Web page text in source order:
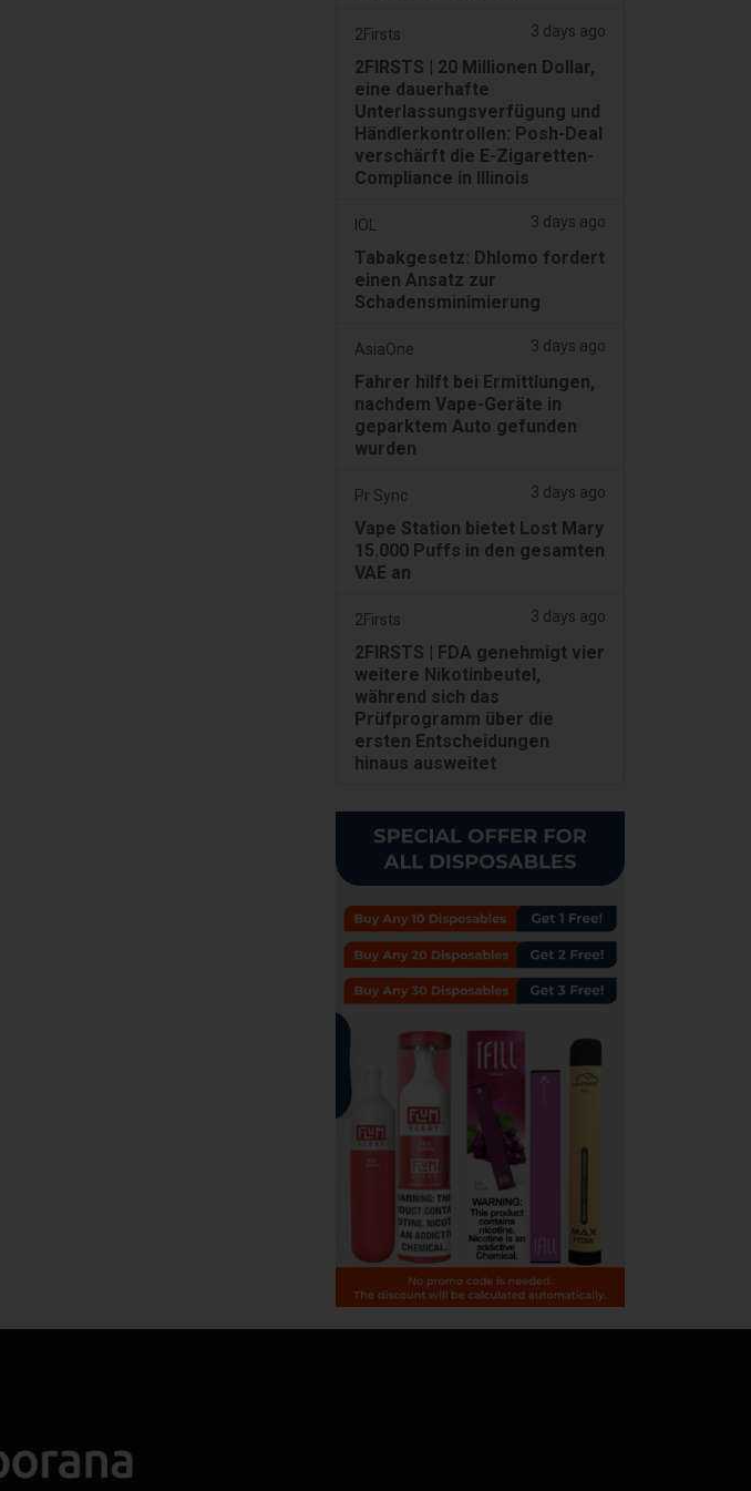
2Firsts 3 days ago
2FIRSTS | 20 Millionen Dollar,
eine dauerhafte
Unterlassungsverfügung und
Händlerkontrollen: Posh-Deal
verschärft die E-Zigaretten-
Compliance in Illinois
IOL 3 days ago
Tabakgesetz: Dhlomo fordert
einen Ansatz zur
Schadensminimierung
AsiaOne 3 days ago
Fahrer hilft bei Ermittlungen,
nachdem Vape-Geräte in
geparktem Auto gefunden
wurden
Pr Sync 3 days ago
Vape Station bietet Lost Mary
15.000 Puffs in den gesamten
VAE an
2Firsts 3 days ago
2FIRSTS | FDA genehmigt vier
weitere Nikotinbeutel,
während sich das
Prüfprogramm über die
ersten Entscheidungen
hinaus ausweitet